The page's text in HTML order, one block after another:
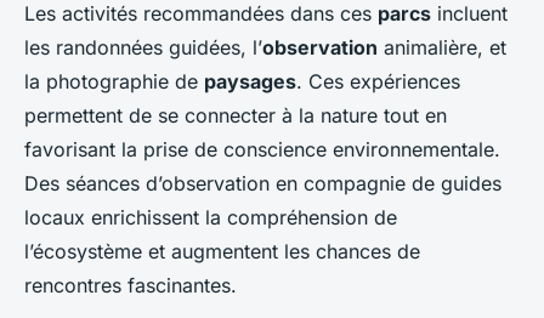
Les activités recommandées dans ces parcs incluent
les randonnées guidées, l’observation animalière, et
la photographie de paysages. Ces expériences
permettent de se connecter à la nature tout en
favorisant la prise de conscience environnementale.
Des séances d’observation en compagnie de guides
locaux enrichissent la compréhension de
l’écosystème et augmentent les chances de
rencontres fascinantes.